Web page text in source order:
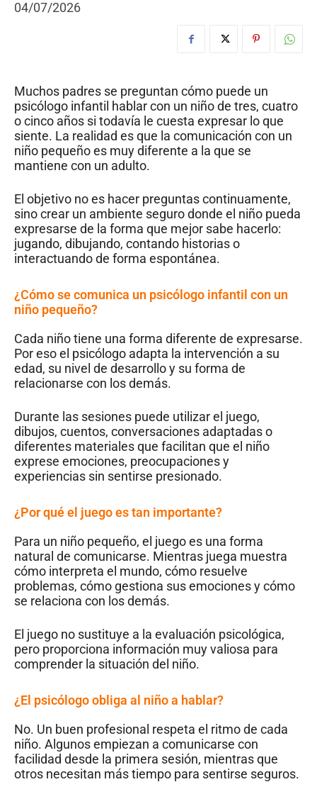
04/07/2026
Muchos padres se preguntan cómo puede un
psicólogo infantil hablar con un niño de tres, cuatro
o cinco años si todavía le cuesta expresar lo que
siente. La realidad es que la comunicación con un
niño pequeño es muy diferente a la que se
mantiene con un adulto.
El objetivo no es hacer preguntas continuamente,
sino crear un ambiente seguro donde el niño pueda
expresarse de la forma que mejor sabe hacerlo:
jugando, dibujando, contando historias o
interactuando de forma espontánea.
¿Cómo se comunica un psicólogo infantil con un
niño pequeño?
Cada niño tiene una forma diferente de expresarse.
Por eso el psicólogo adapta la intervención a su
edad, su nivel de desarrollo y su forma de
relacionarse con los demás.
Durante las sesiones puede utilizar el juego,
dibujos, cuentos, conversaciones adaptadas o
diferentes materiales que facilitan que el niño
exprese emociones, preocupaciones y
experiencias sin sentirse presionado.
¿Por qué el juego es tan importante?
Para un niño pequeño, el juego es una forma
natural de comunicarse. Mientras juega muestra
cómo interpreta el mundo, cómo resuelve
problemas, cómo gestiona sus emociones y cómo
se relaciona con los demás.
El juego no sustituye a la evaluación psicológica,
pero proporciona información muy valiosa para
comprender la situación del niño.
¿El psicólogo obliga al niño a hablar?
No. Un buen profesional respeta el ritmo de cada
niño. Algunos empiezan a comunicarse con
facilidad desde la primera sesión, mientras que
otros necesitan más tiempo para sentirse seguros.